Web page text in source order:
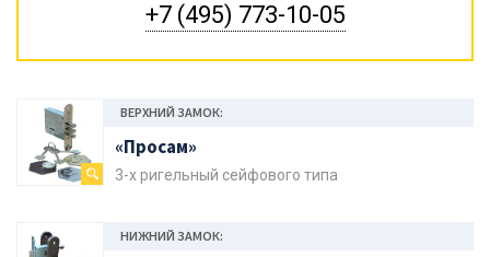
+7 (495) 773-10-05
ВЕРХНИЙ ЗАМОК:
«Просам»
3-х ригельный сейфового типа
НИЖНИЙ ЗАМОК: